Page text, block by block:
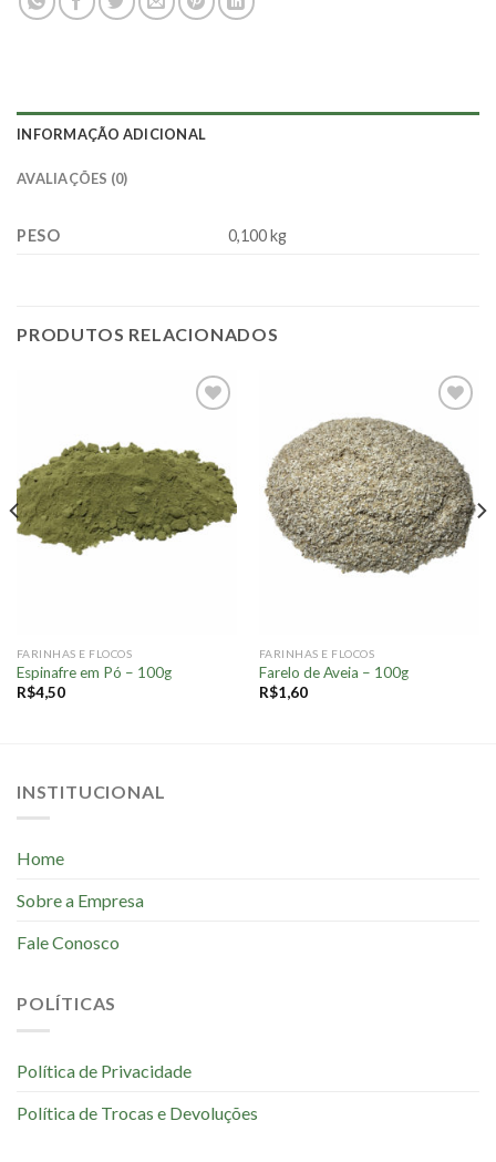
INFORMAÇÃO ADICIONAL
AVALIAÇÕES (0)
PESO 0,100 kg
PRODUTOS RELACIONADOS
FARINHAS E FLOCOS
Espinafre em Pó – 100g
R$4,50
à lista.
FARINHAS E FLOCOS
Farelo de Aveia – 100g
R$1,60
INSTITUCIONAL
Home
Sobre a Empresa
Fale Conosco
POLÍTICAS
Política de Privacidade
Política de Trocas e Devoluções